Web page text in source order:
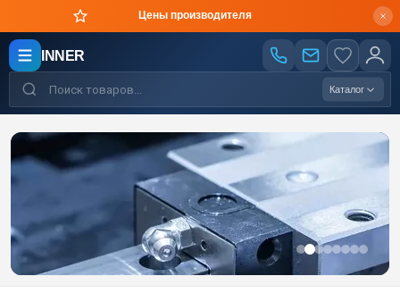
Оригинальная продукция в короткие сроки
INNER
Каталог